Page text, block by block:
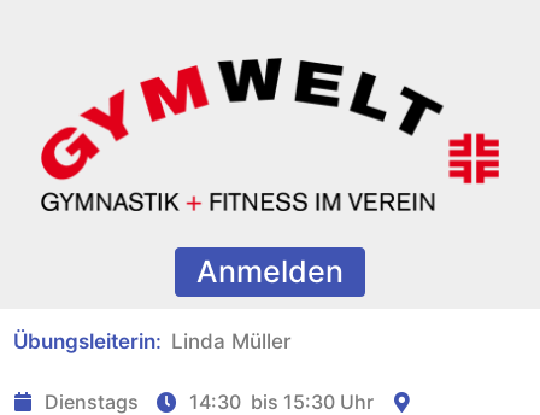
Anmelden
Übungsleiterin: Linda Müller
Dienstags 14:30 bis 15:30 Uhr